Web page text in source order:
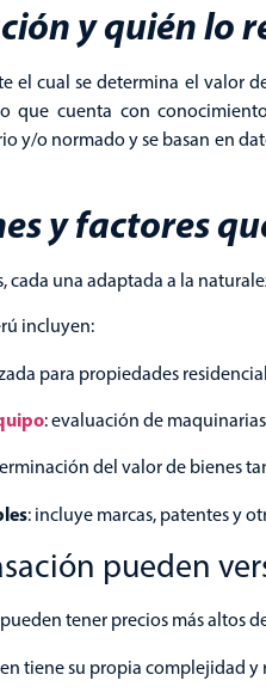
y quién lo
el cual se determina el valor
que cuenta con
y/o normado y se basan en
y factores
cada una adaptada a la
incluyen:
para propiedades
: evaluación de
del valor de bienes
: incluye marcas, patentes y
pueden
pueden tener precios más altos
tiene su propia complejidad y